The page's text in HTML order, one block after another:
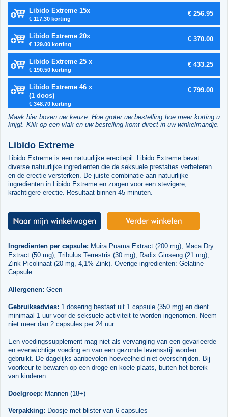
Libido Extreme 15x
€ 117.30 korting
€ 256.95
Libido Extreme 20x
€ 129.00 korting
€ 370.00
Libido Extreme 25 x
€ 190.50 korting
€ 433.25
Libido Extreme 46 x
(1 doos)
€ 348.70 korting
€ 799.00
Maak hier boven uw keuze. Hoe groter uw bestelling hoe meer korting u
krijgt. Klik op een vlak en uw bestelling komt direct in uw winkelmandje.
Libido Extreme
Libido Extreme is een natuurlijke erectiepil. Libido Extreme bevat
diverse natuurlijke ingredienten die de seksuele prestaties verbeteren
en de erectie versterken. De juiste combinatie aan natuurlijke
ingredienten in Libido Extreme en zorgen voor een stevigere,
krachtigere erectie. Resultaat binnen 45 minuten.
Ingredienten per capsule: Muira Puama Extract (200 mg), Maca Dry
Extract (50 mg), Tribulus Terrestris (30 mg), Radix Ginseng (21 mg),
Zink Picolinaat (20 mg, 4,1% Zink). Overige ingredienten: Gelatine
Capsule.
Allergenen: Geen
Gebruiksadvies: 1 dosering bestaat uit 1 capsule (350 mg) en dient
minimaal 1 uur voor de seksuele activiteit te worden ingenomen. Neem
niet meer dan 2 capsules per 24 uur.
Een voedingssupplement mag niet als vervanging van een gevarieerde
en evenwichtige voeding en van een gezonde levensstijl worden
gebruikt. De dagelijks aanbevolen hoeveelheid niet overschrijden. Bij
voorkeur te bewaren op een droge en koele plaats, buiten het bereik
van kinderen.
Doelgroep: Mannen (18+)
Verpakking: Doosje met blister van 6 capsules